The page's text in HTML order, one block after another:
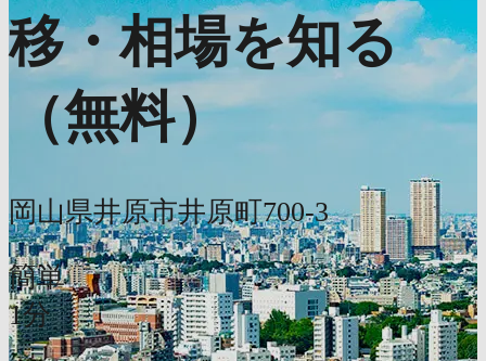
移・相場を知る
（無料）
岡山県井原市井原町700-3
簡単
1分